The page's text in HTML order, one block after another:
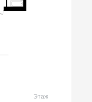
Этаж